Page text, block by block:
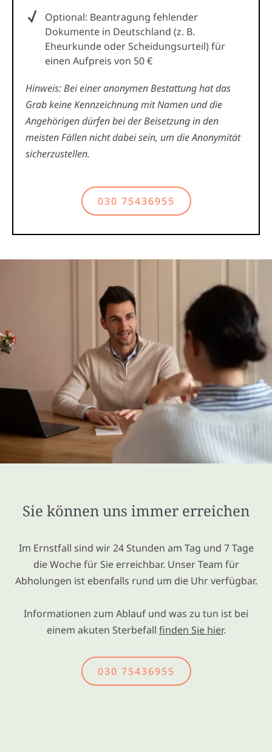
Optional: Beantragung fehlender
Dokumente in Deutschland (z. B.
Eheurkunde oder Scheidungsurteil) für
einen Aufpreis von 50 €
Hinweis: Bei einer anonymen Bestattung hat das
Grab keine Kennzeichnung mit Namen und die
Angehörigen dürfen bei der Beisetzung in den
meisten Fällen nicht dabei sein, um die Anonymität
sicherzustellen.
030 75436955
Sie können uns immer erreichen
Im Ernstfall sind wir 24 Stunden am Tag und 7 Tage
die Woche für Sie erreichbar. Unser Team für
Abholungen ist ebenfalls rund um die Uhr verfügbar.
Informationen zum Ablauf und was zu tun ist bei
einem akuten Sterbefall finden Sie hier.
030 75436955